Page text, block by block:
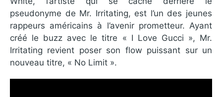
pseudonyme de Mr. Irritating, est l’un des jeunes
rappeurs américains à l’avenir prometteur. Ayant
créé le buzz avec le titre « I Love Gucci », Mr.
Irritating revient poser son flow puissant sur un
nouveau titre, « No Limit ».